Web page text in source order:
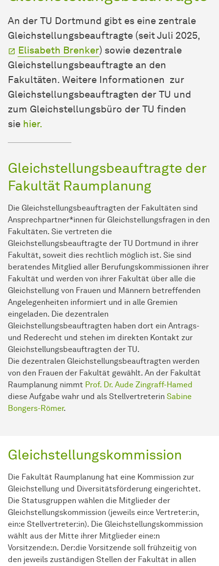
An der TU Dortmund gibt es eine zentrale
Gleichstellungsbeauftragte (seit Juli 2025,
Elisabeth Brenker) sowie dezentrale
Gleichstellungsbeauftragte an den
Fakultäten. Weitere Informationen zur
Gleichstellungsbeauftragten der TU und
zum Gleichstellungsbüro der TU finden
sie hier.
Gleichstellungsbeauftragte der
Fakultät Raumplanung
Die Gleichstellungsbeauftragten der Fakultäten sind
An­sprech­partner*innen für Gleichstellungsfragen in den
Fakultäten. Sie vertreten die
Gleichstellungsbeauftragte der TU Dortmund in ihrer
Fakultät, soweit dies rechtlich möglich ist. Sie sind
beratendes Mitglied aller Berufungskommissionen ihrer
Fakultät und werden von ihrer Fakultät über alle die
Gleichstellung von Frauen und Männern betreffenden
Angelegenheiten informiert und in alle Gremien
eingeladen. Die dezentralen
Gleichstellungsbeauftragten haben dort ein Antrags-
und Rederecht und stehen im direkten Kontakt zur
Gleichstellungsbeauftragten der TU.
Die dezentralen Gleichstellungsbeauftragten werden
von den Frauen der Fakultät gewählt. An der Fakultät
Raumplanung nimmt Prof. Dr. Aude Zingraff-Hamed
diese Aufgabe wahr und als Stellvertreterin Sabine
Bongers-Römer.
Gleichstellungskommission
Die Fakultät Raumplanung hat eine Kommission zur
Gleichstellung und Diversitätsförderung eingerichtet.
Die Statusgruppen wählen die Mitglieder der
Gleichstellungskommission (jeweils ein:e Vertreter:in,
ein:e Stellvertreter:in). Die Gleichstellungskommission
wählt aus der Mitte ihrer Mitglieder eine:n
Vorsitzende:n. Der:die Vorsitzende soll frühzeitig von
den jeweils zuständigen Stellen der Fakultät in allen